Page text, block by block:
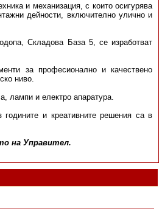
и механизация, с които осигурява
дейности, включително улично и
Складова База 5, се изработват
за професионално и качествено
ниво.
лампи и електро апаратура.
годините и креативните решения са в
на Управител.